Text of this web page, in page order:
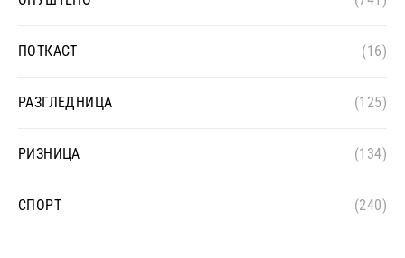
ПОТКАСТ (16)
РАЗГЛЕДНИЦА (125)
РИЗНИЦА (134)
СПОРТ (240)